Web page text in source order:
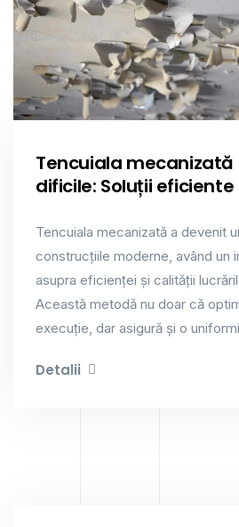
Tencuiala
dificile: Soluții eficiente
Tencuiala mecanizată a devenit
construcțiile moderne, având un
asupra eficienței și calității
Această metodă nu doar că
execuție, dar asigură și o
Detalii